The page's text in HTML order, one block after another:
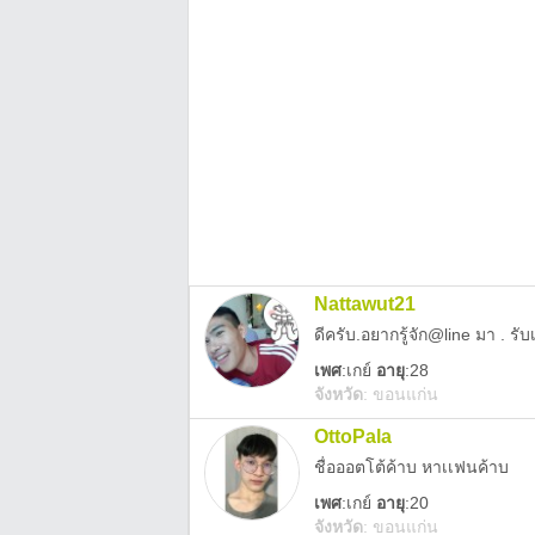
Nattawut21
ดีครับ.อยากรู้จัก@line มา . รับ
เพศ:เกย์ อายุ:28
จังหวัด: ขอนแก่น
OttoPala
ชื่อออตโต้ค้าบ หาเเฟนค้าบ
เพศ:เกย์ อายุ:20
จังหวัด: ขอนแก่น